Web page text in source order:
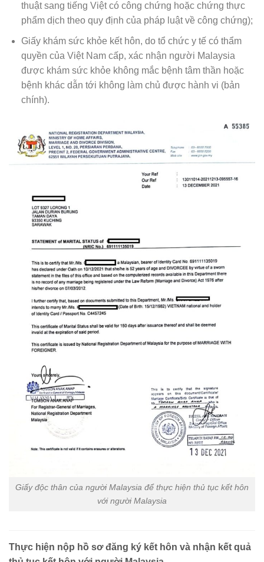
thuật sang tiếng Việt có công chứng hoặc chứng thực
phẩm dịch theo quy định của pháp luật về công chứng);
Giấy khám sức khỏe kết hôn, do tổ chức y tế có thẩm
quyền của Việt Nam cấp, xác nhận người Malaysia
được khám sức khỏe không mắc bệnh tâm thần hoặc
bệnh khác dẫn tới không làm chủ được hành vi (bản
chính).
Giấy độc thân của người Malaysia để thực hiện thủ tục kết hôn
với người Malaysia
Thực hiện nộp hồ sơ đăng ký kết hôn và nhận kết quả